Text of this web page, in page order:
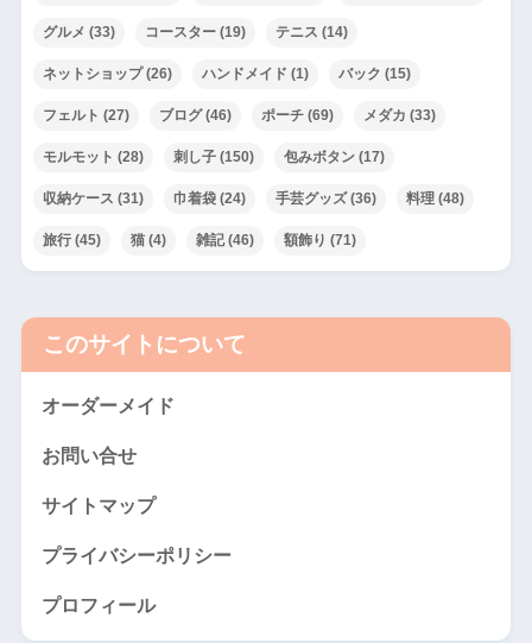
グルメ (33) コースター(19) テニス (14)
ネットショップ(26) ハンドメイド (1) バック (15)
フェルト (27) ブログ(46) ポーチ(69) メダカ (33)
モルモット (28) 刺し子(150) 包みボタン(17)
収納ケース (31) 巾着袋(24) 手芸グッズ(36) 料理(48)
旅行(45) 猫(4) 雑記(46) 額飾り (71)
このサイトについて
オーダーメイド
お問い合せ
サイトマップ
プライバシーポリシー
プロフィール